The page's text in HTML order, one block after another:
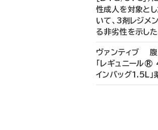
性成人を対象と
いて、3剤レジ
る非劣性を示し
ヴァンティブ 腹
「レギュニール
インバッグ1.5L